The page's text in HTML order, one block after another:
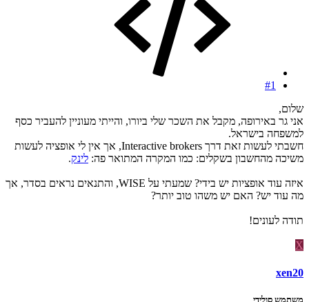
#1
שלום,
אני גר באירופה, מקבל את השכר שלי ביורו, והייתי מעוניין להעביר כסף
למשפחה בישראל.
חשבתי לעשות זאת דרך Interactive brokers, אך אין לי אופציה לעשות
משיכה מהחשבון בשקלים: כמו המקרה המתואר פה: לינק.
איזה עוד אופציות יש בידי? שמעתי על WISE, והתנאים נראים בסדר, אך
מה עוד יש? האם יש משהו טוב יותר?
תודה לעונים!
X
xen20
משתמש סולידי